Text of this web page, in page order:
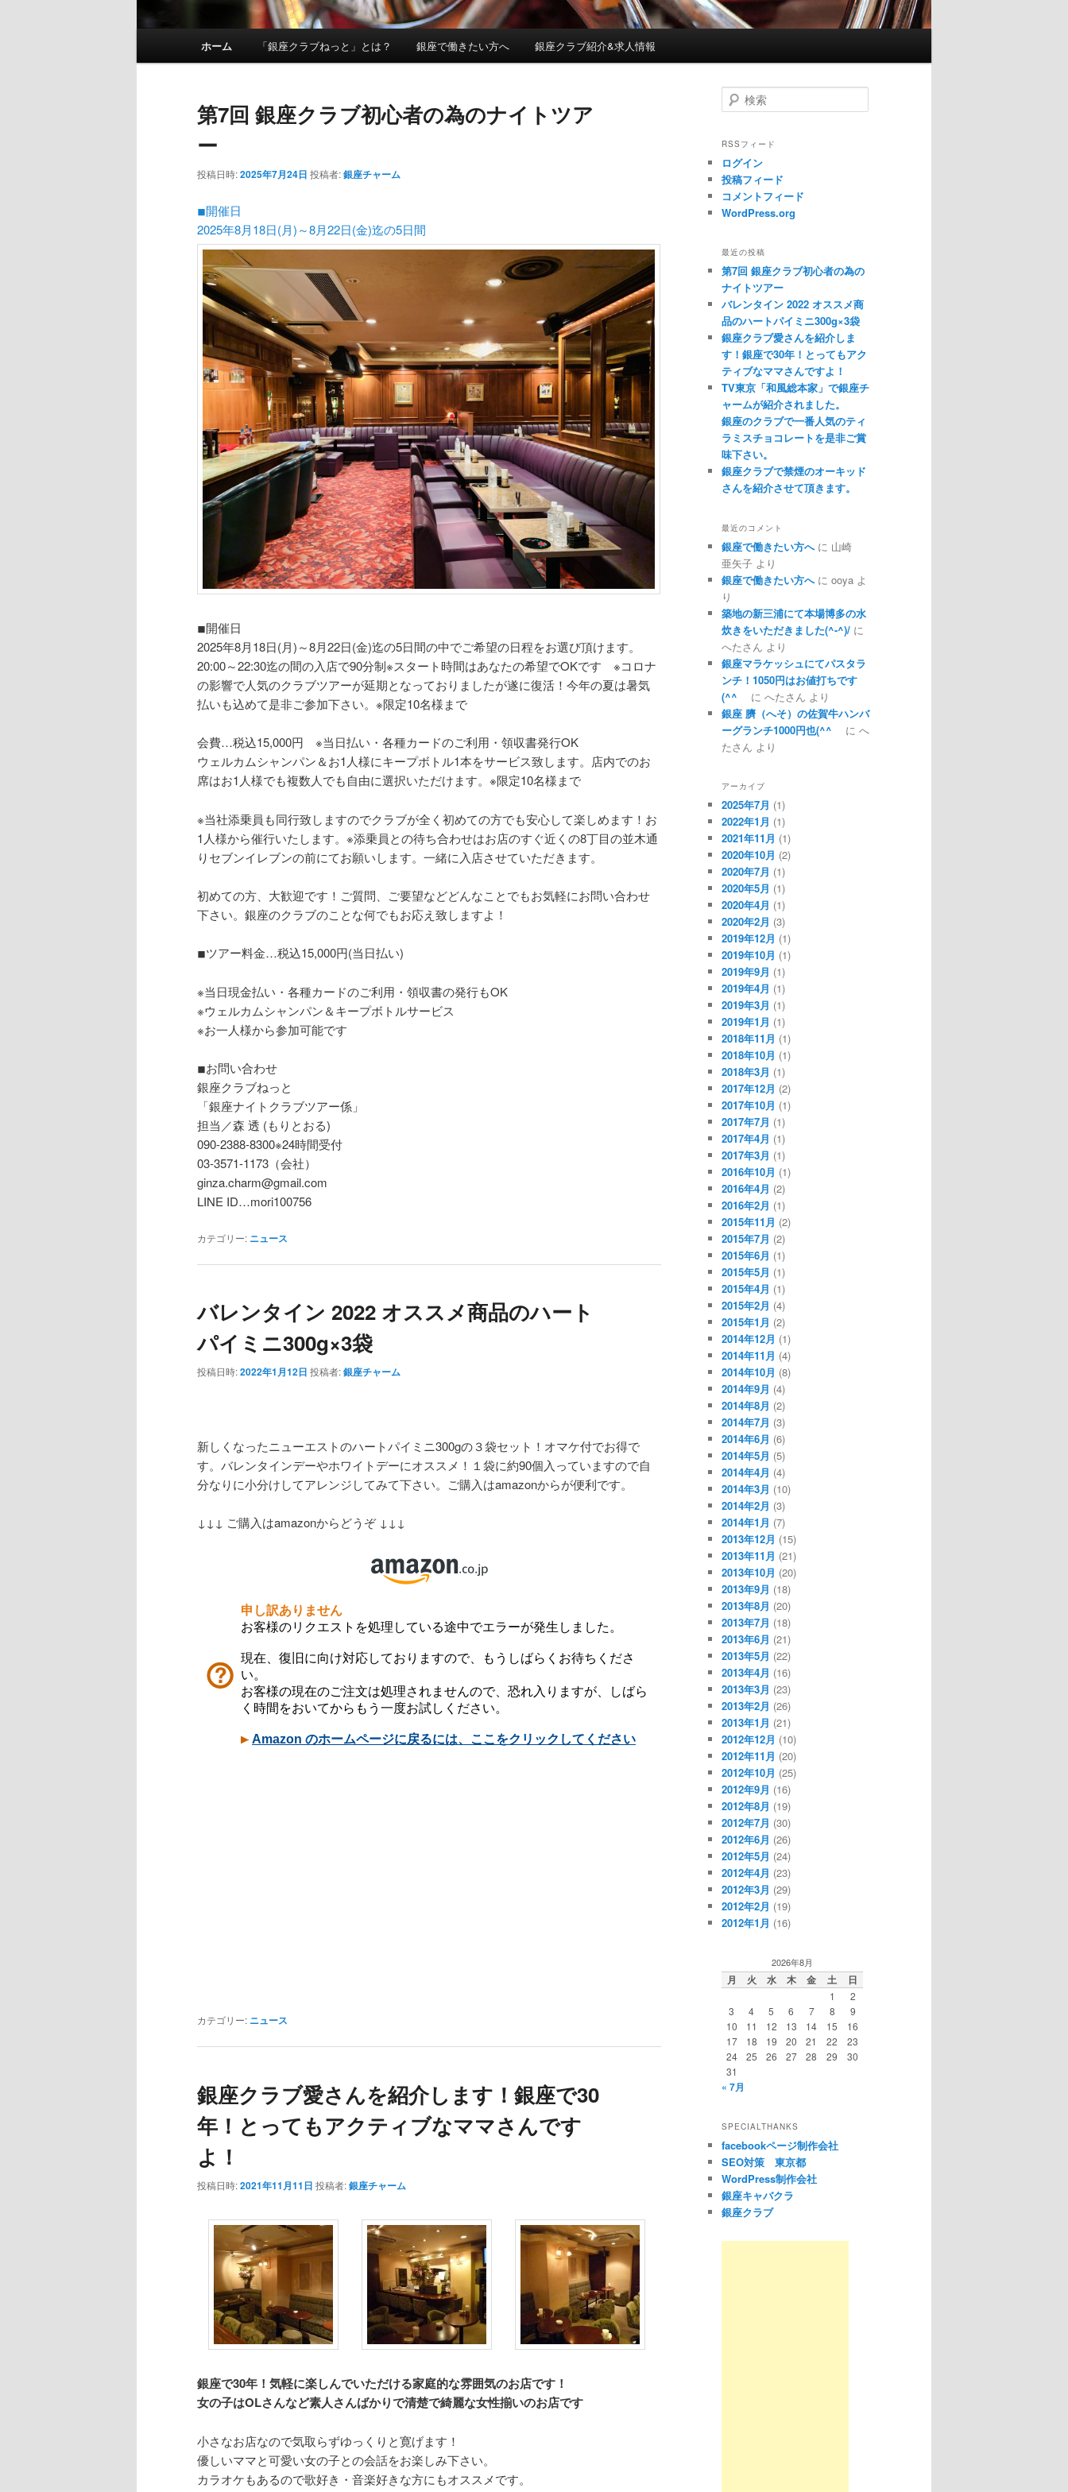
メインコンテンツへ移動
サブコンテンツへ移動
ホーム 「銀座クラブねっと」とは？ 銀座で働きたい方へ 銀座クラブ紹介&求人情報
第7回 銀座クラブ初心者の為のナイトツア
ー
投稿日時:2025年7月24日 投稿者:銀座チャーム
◾︎開催日
2025年8月18日(月)～8月22日(金)迄の5日間
◾︎開催日
2025年8月18日(月)～8月22日(金)迄の5日間の中でご希望の日程をお選び頂けます。
20:00～22:30迄の間の入店で90分制※スタート時間はあなたの希望でOKです ※コロナ
の影響で人気のクラブツアーが延期となっておりましたが遂に復活！今年の夏は暑気
払いも込めて是非ご参加下さい。※限定10名様まで
会費…税込15,000円 ※当日払い・各種カードのご利用・領収書発行OK
ウェルカムシャンパン＆お1人様にキープボトル1本をサービス致します。店内でのお
席はお1人様でも複数人でも自由に選択いただけます。※限定10名様まで
※当社添乗員も同行致しますのでクラブが全く初めての方でも安心して楽しめます！お
1人様から催行いたします。※添乗員との待ち合わせはお店のすぐ近くの8丁目の並木通
りセブンイレブンの前にてお願いします。一緒に入店させていただきます。
初めての方、大歓迎です！ご質問、ご要望などどんなことでもお気軽にお問い合わせ
下さい。銀座のクラブのことな何でもお応え致しますよ！
◾︎ツアー料金…税込15,000円(当日払い)
※当日現金払い・各種カードのご利用・領収書の発行もOK
※ウェルカムシャンパン＆キープボトルサービス
※お一人様から参加可能です
◾︎お問い合わせ
銀座クラブねっと
「銀座ナイトクラブツアー係」
担当／森 透 (もりとおる)
090-2388-8300※24時間受付
03-3571-1173（会社）
ginza.charm@gmail.com
LINE ID…mori100756
カテゴリー: ニュース
バレンタイン 2022 オススメ商品のハート
パイミニ300g×3袋
投稿日時:2022年1月12日 投稿者:銀座チャーム
新しくなったニューエストのハートパイミニ300gの３袋セット！オマケ付でお得で
す。バレンタインデーやホワイトデーにオススメ！１袋に約90個入っていますので自
分なりに小分けしてアレンジしてみて下さい。ご購入はamazonからが便利です。
↓↓↓ ご購入はamazonからどうぞ ↓↓↓
カテゴリー: ニュース
銀座クラブ愛さんを紹介します！銀座で30
年！とってもアクティブなママさんです
よ！
投稿日時:2021年11月11日 投稿者:銀座チャーム
銀座で30年！気軽に楽しんでいただける家庭的な雰囲気のお店です！
女の子はOLさんなど素人さんばかりで清楚で綺麗な女性揃いのお店です
小さなお店なので気取らずゆっくりと寛げます！
優しいママと可愛い女の子との会話をお楽しみ下さい。
カラオケもあるので歌好き・音楽好きな方にもオススメです。
検索
RSSフィード
ログイン
投稿フィード
コメントフィード
WordPress.org
最近の投稿
第7回 銀座クラブ初心者の為の
ナイトツアー
バレンタイン 2022 オススメ商
品のハートパイミニ300g×3袋
銀座クラブ愛さんを紹介しま
す！銀座で30年！とってもアク
ティブなママさんですよ！
TV東京「和風総本家」で銀座チ
ャームが紹介されました。
銀座のクラブで一番人気のティ
ラミスチョコレートを是非ご賞
味下さい。
銀座クラブで禁煙のオーキッド
さんを紹介させて頂きます。
最近のコメント
銀座で働きたい方へに 山崎
亜矢子 より
銀座で働きたい方へに ooya よ
り
築地の新三浦にて本場博多の水
炊きをいただきました(^-^)/ に
へたさん より
銀座マラケッシュにてパスタラ
ンチ！1050円はお値打ちです
(^^ゞ
に へたさん より
銀座 臍（へそ）の佐賀牛ハンバ
ーグランチ1000円也(^^ゞ
に へ
たさん より
アーカイブ
2025年7月 (1)
2022年1月 (1)
2021年11月 (1)
2020年10月 (2)
2020年7月 (1)
2020年5月 (1)
2020年4月 (1)
2020年2月 (3)
2019年12月 (1)
2019年10月 (1)
2019年9月 (1)
2019年4月 (1)
2019年3月 (1)
2019年1月 (1)
2018年11月 (1)
2018年10月 (1)
2018年3月 (1)
2017年12月 (2)
2017年10月 (1)
2017年7月 (1)
2017年4月 (1)
2017年3月 (1)
2016年10月 (1)
2016年4月 (2)
2016年2月 (1)
2015年11月 (2)
2015年7月 (2)
2015年6月 (1)
2015年5月 (1)
2015年4月 (1)
2015年2月 (4)
2015年1月 (2)
2014年12月 (1)
2014年11月 (4)
2014年10月 (8)
2014年9月 (4)
2014年8月 (2)
2014年7月 (3)
2014年6月 (6)
2014年5月 (5)
2014年4月 (4)
2014年3月 (10)
2014年2月 (3)
2014年1月 (7)
2013年12月 (15)
2013年11月 (21)
2013年10月 (20)
2013年9月 (18)
2013年8月 (20)
2013年7月 (18)
2013年6月 (21)
2013年5月 (22)
2013年4月 (16)
2013年3月 (23)
2013年2月 (26)
2013年1月 (21)
2012年12月 (10)
2012年11月 (20)
2012年10月 (25)
2012年9月 (16)
2012年8月 (19)
2012年7月 (30)
2012年6月 (26)
2012年5月 (24)
2012年4月 (23)
2012年3月 (29)
2012年2月 (19)
2012年1月 (16)
2026年8月
月 火 水 木 金 土 日
1
2
3
4 5 6 7 8
9
10
11 12 13 14 15
16
17
18 19 20 21 22
23
24
25 26 27 28 29
30
31
« 7月
SPECIALTHANKS
facebookページ制作会社
SEO対策 東京都
WordPress制作会社
銀座キャバクラ
銀座クラブ